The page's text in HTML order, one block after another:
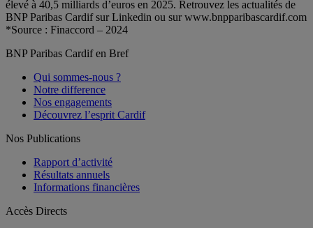
élevé à 40,5 milliards d’euros en 2025. Retrouvez les actualités de
BNP Paribas Cardif sur Linkedin ou sur www.bnpparibascardif.com
*Source : Finaccord – 2024
BNP Paribas Cardif en Bref
Qui sommes-nous ?
Notre difference
Nos engagements
Découvrez l’esprit Cardif
Nos Publications
Rapport d’activité
Résultats annuels
Informations financières
Accès Directs